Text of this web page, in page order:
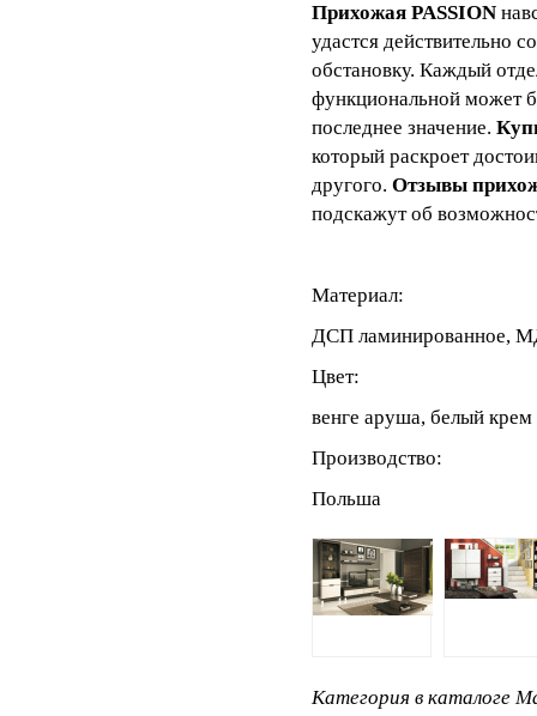
Прихожая PASSION
удастся действительно
обстановку. Каждый
функциональной может
последнее значение.
который раскроет
другого. Отзывы
подскажут об
Материал:
ДСП ламинированное,
Цвет:
венге аруша, белый крем
Производство:
Польша
Категория в каталоге